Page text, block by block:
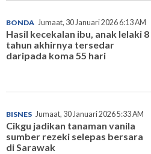
BONDA Jumaat, 30 Januari 2026 6:13 AM
Hasil kecekalan ibu, anak lelaki 8
tahun akhirnya tersedar
daripada koma 55 hari
BISNES Jumaat, 30 Januari 2026 5:33 AM
Cikgu jadikan tanaman vanila
sumber rezeki selepas bersara
di Sarawak